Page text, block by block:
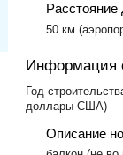
Расстояние
50 км
Информация
Год
доллары США)
Описание